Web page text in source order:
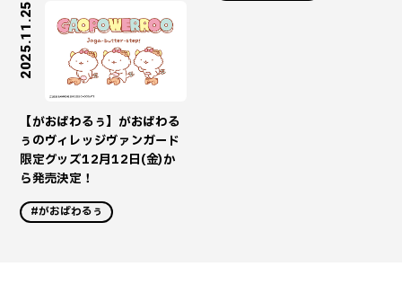
2025.11.25
【がおぱわるぅ】がおぱわる
ぅのヴィレッジヴァンガード
限定グッズ12月12日(金)か
ら発売決定！
#がおぱわるぅ